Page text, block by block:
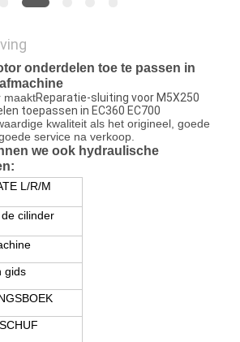
onderdelen toe te passen in
maaktReparatie-sluiting voor M5X250
toepassen in EC360 EC700
kwaliteit als het origineel, goede
service na verkoop.
we ook hydraulische
L/R/M
cilinder
gids